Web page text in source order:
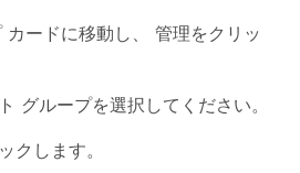
カードに移動し、 管理をクリッ
グループを選択してください。
クします。